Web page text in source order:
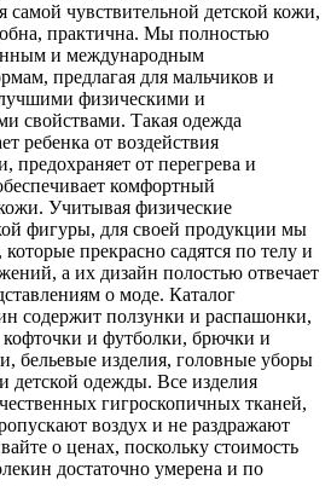
самой чувствительной детской кожи,
практична. Мы полностью
и международным
предлагая для мальчиков и
физическими и
свойствами. Такая одежда
ребенка от воздействия
предохраняет от перегрева и
комфортный
Учитывая физические
фигуры, для своей продукции мы
прекрасно садятся по телу и
а их дизайн полостью отвечает
о моде. Каталог
содержит ползунки и распашонки,
и футболки, брючки и
бельевые изделия, головные уборы
детской одежды. Все изделия
гигроскопичных тканей,
воздух и не раздражают
о ценах, поскольку стоимость
достаточно умерена и по